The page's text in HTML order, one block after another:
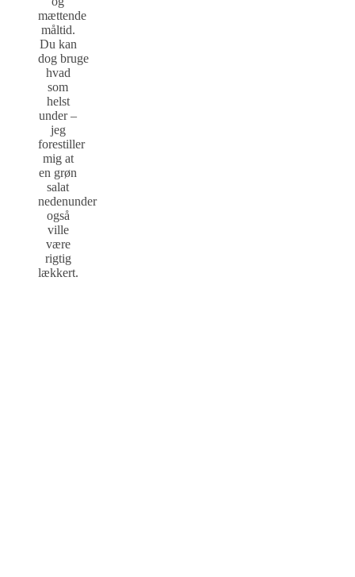
mættende
måltid.
Du kan
dog bruge
hvad
som
helst
under –
jeg
forestiller
mig at
en grøn
salat
nedenunder
også
ville
være
rigtig
lækkert.